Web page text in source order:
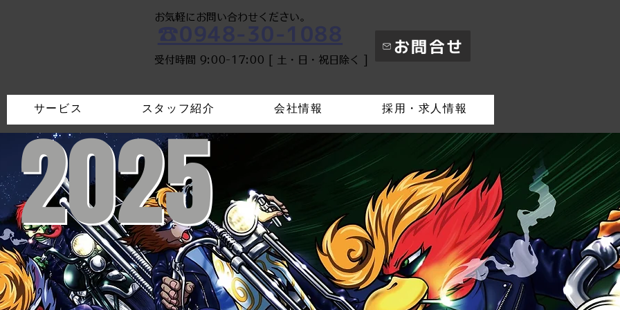
​お気軽にお問い合わせください。
​受付時間 9:00-17:00 [ 土・日・祝日除く ]
お問合せ
サービス スタッフ紹介 会社情報 採用・求人情報
2025